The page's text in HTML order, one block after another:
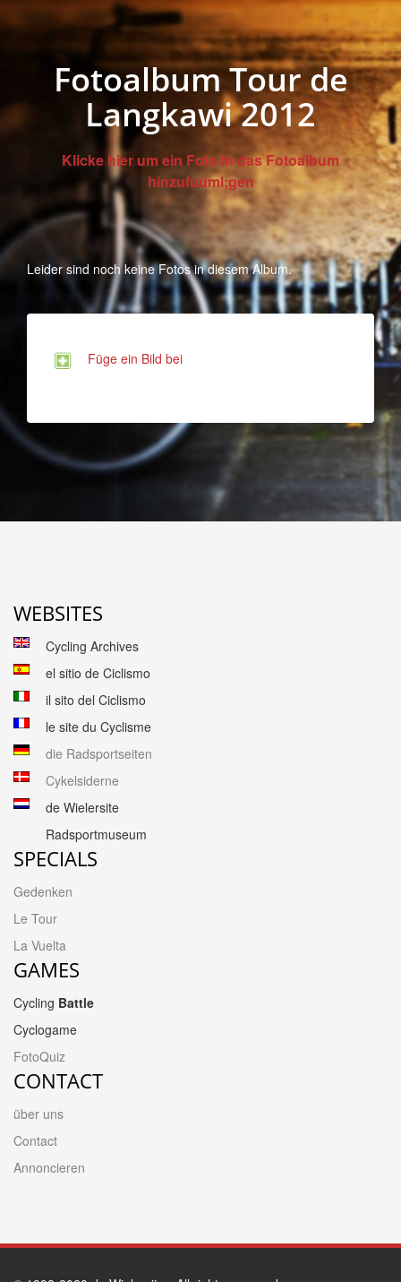
Fotoalbum Tour de
Langkawi 2012
Klicke hier um ein Foto in das Fotoalbum
hinzufuuml;gen
Leider sind noch keine Fotos in diesem Album.
Füge ein Bild bei
WEBSITES
Cycling Archives
el sitio de Ciclismo
il sito del Ciclismo
le site du Cyclisme
die Radsportseiten
Cykelsiderne
de Wielersite
Radsportmuseum
SPECIALS
Gedenken
Le Tour
La Vuelta
GAMES
Cycling Battle
Cyclogame
FotoQuiz
CONTACT
über uns
Contact
Annoncieren